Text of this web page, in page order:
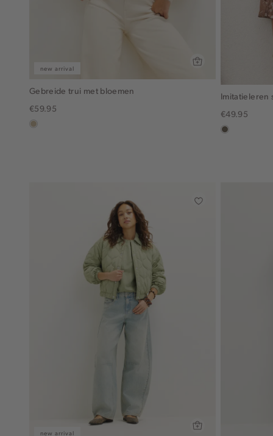
new arrival
Gebreide trui met bloemen
€59.95
lichtzand
Imitatieleren
€49.95
middenbruin
new arrival